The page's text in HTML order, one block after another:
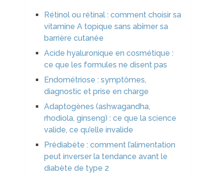
Rétinol ou rétinal : comment choisir sa
vitamine A topique sans abîmer sa
barrière cutanée
Acide hyaluronique en cosmétique :
ce que les formules ne disent pas
Endométriose : symptômes,
diagnostic et prise en charge
Adaptogènes (ashwagandha,
rhodiola, ginseng) : ce que la science
valide, ce qu’elle invalide
Prédiabète : comment l’alimentation
peut inverser la tendance avant le
diabète de type 2